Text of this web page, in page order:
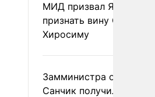
МИД призвал Японию
признать вину США за
Хиросиму
Замминистра обороны
Санчик получил звание